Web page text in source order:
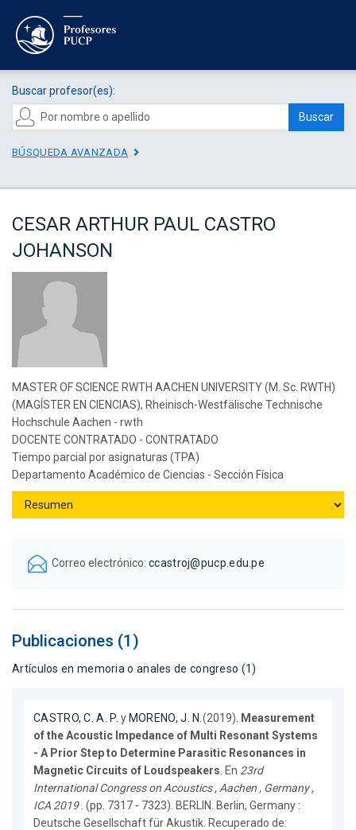
Buscar profesor(es):
Buscar
BÚSQUEDA AVANZADA
CESAR ARTHUR PAUL CASTRO
JOHANSON
MASTER OF SCIENCE RWTH AACHEN UNIVERSITY (M. Sc. RWTH)
(MAGÍSTER EN CIENCIAS), Rheinisch-Westfälische Technische
Hochschule Aachen - rwth
DOCENTE CONTRATADO - CONTRATADO
Tiempo parcial por asignaturas (TPA)
Departamento Académico de Ciencias - Sección Física
Correo electrónico: ccastroj@pucp.edu.pe
Publicaciones (1)
Artículos en memoria o anales de congreso (1)
CASTRO, C. A. P. y MORENO, J. N. (2019).
Measurement
of the Acoustic Impedance of Multi Resonant Systems
- A Prior Step to Determine Parasitic Resonances in
Magnetic Circuits of Loudspeakers . En 23rd
International Congress on Acoustics , Aachen , Germany ,
ICA 2019 . (pp. 7317 - 7323). BERLIN. Berlin, Germany :
Deutsche Gesellschaft für Akustik. Recuperado de: